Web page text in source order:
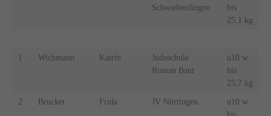
Schwieberdingen
bis
25,1 kg
1 Wichmann Katrin
Judoschule
Roman Baur
u10 w
bis
25,7 kg
2 Brucker Frida JV Nürtingen
u10 w